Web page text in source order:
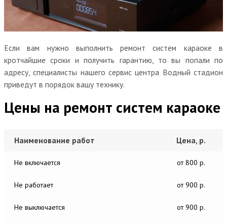
Если вам нужно выполнить ремонт систем караоке в
кротчайшие сроки и получить гарантию, то вы попали по
адресу, специалисты нашего сервис центра Водный стадион
приведут в порядок вашу технику.
Цены на ремонт систем караоке
Наименование работ Цена, р.
Не включается от 800 р.
Не работает от 900 р.
Не выключается от 900 р.